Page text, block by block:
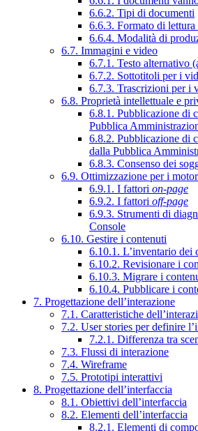
6.6.2. Tipi di documenti
6.6.3. Formato di
6.6.4. Modalità di
6.7. Immagini e video
6.7.1. Testo alternativo
6.7.2. Sottotitoli per i
6.7.3. Trascrizioni per i
6.8. Proprietà intellettuale e
6.8.1. Pubblicazione di
Pubblica
6.8.2. Pubblicazione di
dalla Pubblica
6.8.3. Consenso dei
6.9. Ottimizzazione per i
6.9.1. I fattori on-page
6.9.2. I fattori off-page
6.9.3. Strumenti di
Console
6.10. Gestire i contenuti
6.10.1. L’inventario dei
6.10.2. Revisionare i
6.10.3. Migrare i
6.10.4. Pubblicare i
7. Progettazione dell’interazione
7.1. Caratteristiche
7.2. User stories per definire
7.2.1. Differenza tra
7.3. Flussi di interazione
7.4. Wireframe
7.5. Prototipi interattivi
8. Progettazione dell’interfaccia
8.1. Obiettivi dell’interfaccia
8.2. Elementi dell’interfaccia
8.2.1. Elementi di